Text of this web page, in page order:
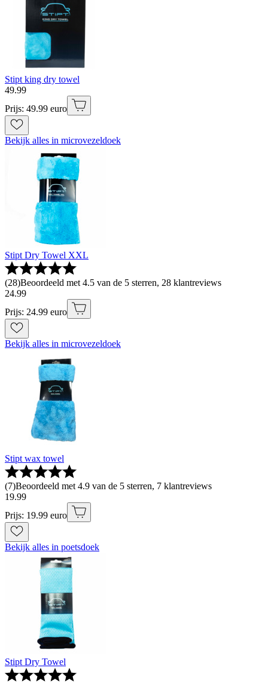
Stipt king dry towel
49.99
Prijs: 49.99 euro
Bekijk alles in microvezeldoek
Stipt Dry Towel XXL
(28)Beoordeeld met 4.5 van de 5 sterren, 28 klantreviews
24.99
Prijs: 24.99 euro
Bekijk alles in microvezeldoek
Stipt wax towel
(7)Beoordeeld met 4.9 van de 5 sterren, 7 klantreviews
19.99
Prijs: 19.99 euro
Bekijk alles in poetsdoek
Stipt Dry Towel